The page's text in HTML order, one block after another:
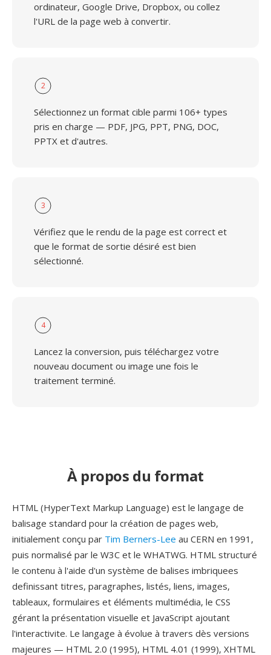
ordinateur, Google Drive, Dropbox, ou collez
l'URL de la page web à convertir.
2
Sélectionnez un format cible parmi 106+ types
pris en charge — PDF, JPG, PPT, PNG, DOC,
PPTX et d'autres.
3
Vérifiez que le rendu de la page est correct et
que le format de sortie désiré est bien
sélectionné.
4
Lancez la conversion, puis téléchargez votre
nouveau document ou image une fois le
traitement terminé.
À propos du format
HTML (HyperText Markup Language) est le langage de
balisage standard pour la création de pages web,
initialement conçu par Tim Berners-Lee au CERN en 1991,
puis normalisé par le W3C et le WHATWG. HTML structuré
le contenu à l'aide d'un système de balises imbriquees
definissant titres, paragraphes, listés, liens, images,
tableaux, formulaires et éléments multimédia, le CSS
gérant la présentation visuelle et JavaScript ajoutant
l'interactivite. Le langage à évolue à travers dès versions
majeures — HTML 2.0 (1995), HTML 4.01 (1999), XHTML